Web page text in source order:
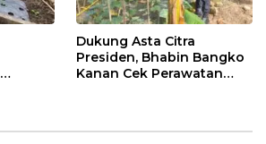
Dukung Asta Citra
Presiden, Bhabin Bangko
Kanan Cek Perawatan